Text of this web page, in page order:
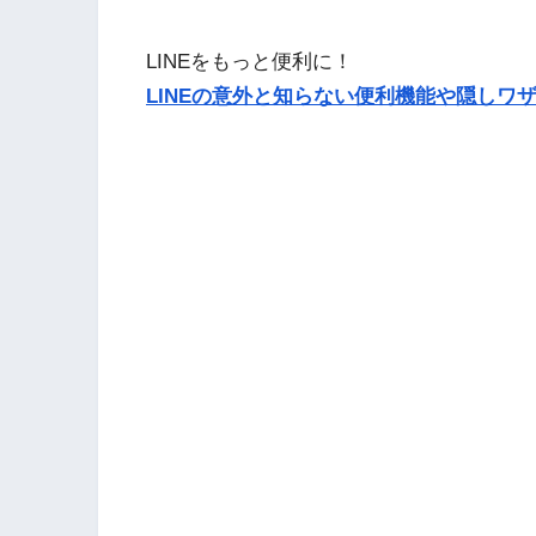
LINEをもっと便利に！
LINEの意外と知らない便利機能や隠しワザ